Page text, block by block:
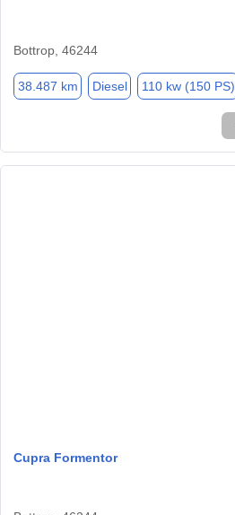
Bottrop, 46244
38.487 km Diesel 110 kw (150 PS)
Cupra Formentor